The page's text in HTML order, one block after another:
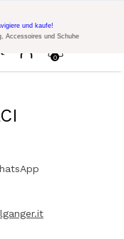
Einkauf mit Code:
0
und kaufe!
Accessoires und Schuhe